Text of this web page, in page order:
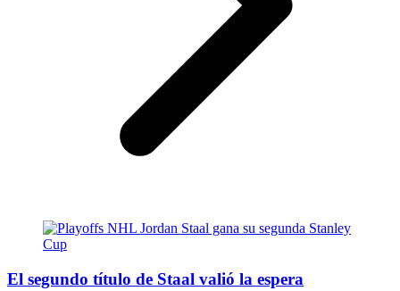
El segundo título de Staal valió la espera